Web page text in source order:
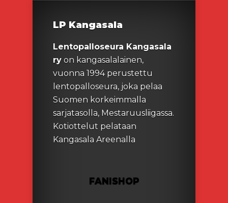
LP Kangasala
Lentopalloseura Kangasala
ry on kangasalalainen,
vuonna 1994 perustettu
lentopalloseura, joka pelaa
Suomen korkeimmalla
sarjatasolla, Mestaruusliigassa.
Kotiottelut pelataan
Kangasala Areenalla
FANISHOP